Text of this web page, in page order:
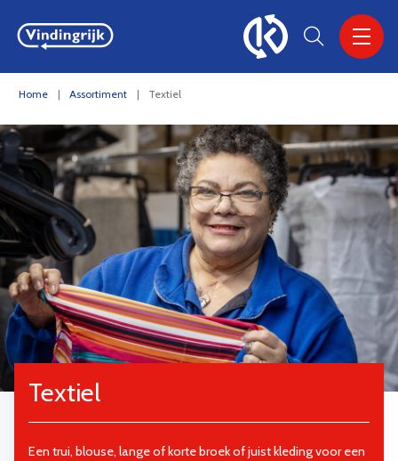
Home Assortiment Textiel
Textiel
Een trui, blouse, lange of korte broek of juist kleding voor een